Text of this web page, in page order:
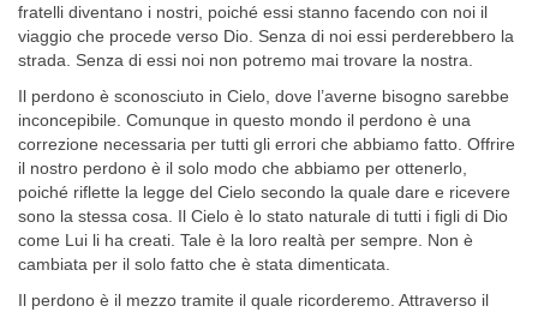
fratelli diventano i nostri, poiché essi stanno facendo con noi il
viaggio che procede verso Dio. Senza di noi essi perderebbero la
strada. Senza di essi noi non potremo mai trovare la nostra.
Il perdono è sconosciuto in Cielo, dove l’averne bisogno sarebbe
in­concepibile. Comunque in questo mondo il perdono è una
correzione necessaria per tutti gli errori che abbiamo fatto. Offrire
il nostro perdo­no è il solo modo che abbiamo per ottenerlo,
poiché riflette la legge del Cielo secondo la quale dare e ricevere
sono la stessa cosa. Il Cielo è lo stato naturale di tutti i figli di Dio
come Lui li ha creati. Tale è la loro re­altà per sempre. Non è
cambiata per il solo fatto che è stata dimenticata.
Il perdono è il mezzo tramite il quale ricorderemo. Attraverso il